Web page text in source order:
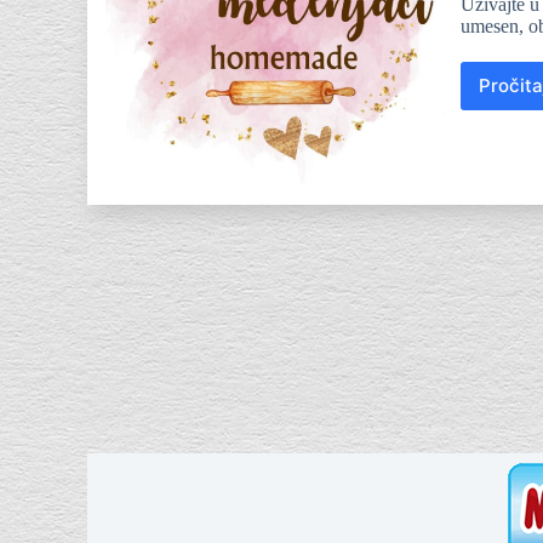
umesen,